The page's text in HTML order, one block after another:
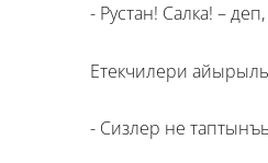
- Рустан! Салка! –
Етекчилери
- Сизлер не